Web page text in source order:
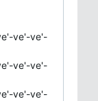
ve'-ve'-
ve'-ve'-
ve'-ve'-